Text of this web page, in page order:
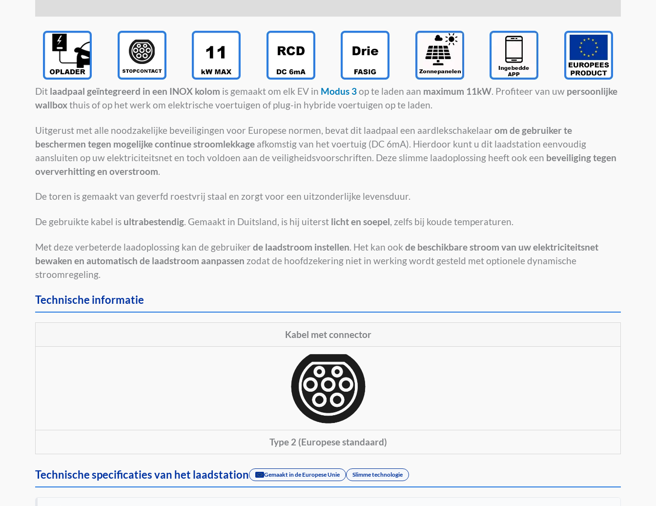
Dit laadpaal geïntegreerd in een INOX kolom is gemaakt om elk EV in Modus 3op te laden aan maximum 11kW. Profiteer van uw persoonlijke
wallboxthuis of op het werk om elektrische voertuigen of plug-in hybride voertuigen op te laden.
Uitgerust met alle noodzakelijke beveiligingen voor Europese normen, bevat dit laadpaal een aardlekschakelaar om de gebruiker te
beschermen tegen mogelijke continue stroomlekkage afkomstig van het voertuig (DC 6mA). Hierdoor kunt u dit laadstation eenvoudig
aansluiten op uw elektriciteitsnet en toch voldoen aan de veiligheidsvoorschriften. Deze slimme laadoplossing heeft ook een beveiliging tegen
oververhitting en overstroom
De toren is gemaakt van geverfd roestvrij staal en zorgt voor een uitzonderlijke levensduur.
De gebruikte kabel is ultrabestendig. Gemaakt in Duitsland, is hij uiterst licht en soepel, zelfs bij koude temperaturen.
Met deze verbeterde laadoplossing kan de gebruiker de laadstroom instellen. Het kan ook de beschikbare stroom van uw elektriciteitsnet
bewaken en automatisch de laadstroom aanpassen zodat de hoofdzekering niet in werking wordt gesteld met optionele dynamische
stroomregeling.
Technische informatie
Kabel met connector
Type 2 (Europese standaard)
Technische specificaties van het laadstation Gemaakt in de Europese Unie Slimme technologie